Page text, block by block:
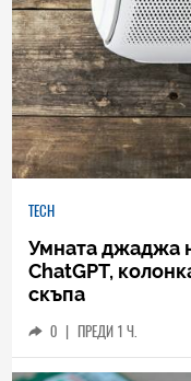
TECH
Умната джаджа
ChatGPT,
скъпа
0 | ПРЕДИ 1 Ч.